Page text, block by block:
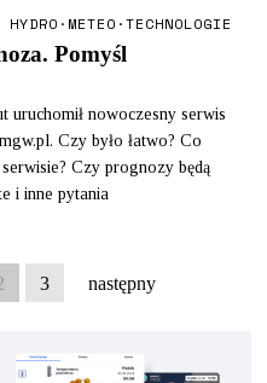
HYDRO · METEO ·TECHNOLOGIE
Pomyśl
uruchomił nowoczesny serwis
Czy było łatwo? Co
Czy prognozy będą
i inne pytania
3 następny